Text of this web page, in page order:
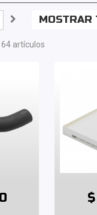
MOSTRAR
artículos